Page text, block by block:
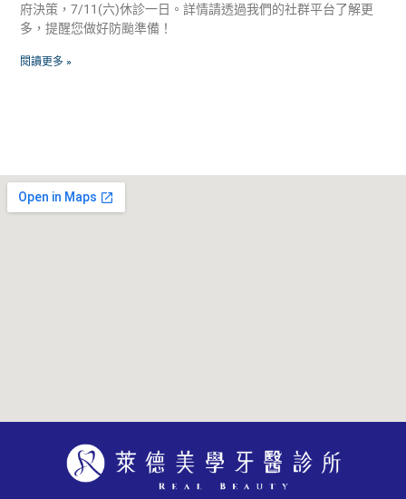
府決策，7/11(六)休診一日。詳情請透過我們的社群平台了解更
多，提醒您做好防颱準備！
閱讀更多 »